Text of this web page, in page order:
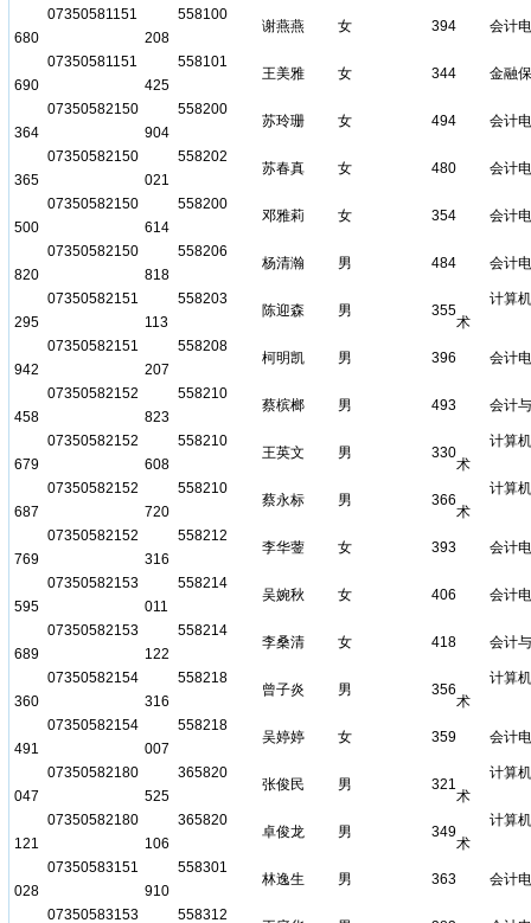
07350581151
680
558100
208
谢燕燕 女 394 会计
07350581151
690
558101
425
王美雅 女 344 金融
07350582150
364
558200
904
苏玲珊 女 494 会计
07350582150
365
558202
021
苏春真 女 480 会计
07350582150
500
558200
614
邓雅莉 女 354 会计
07350582150
820
558206
818
杨清瀚 男 484 会计
07350582151
295
558203
113
陈迎森 男 355
计算
术
07350582151
942
558208
207
柯明凯 男 396 会计
07350582152
458
558210
823
蔡槟榔 男 493 会计
07350582152
679
558210
608
王英文 男 330
计算
术
07350582152
687
558210
720
蔡永标 男 366
计算
术
07350582152
769
558212
316
李华蓥 女 393 会计
07350582153
595
558214
011
吴婉秋 女 406 会计
07350582153
689
558214
122
李桑清 女 418 会计
07350582154
360
558218
316
曾子炎 男 356
计算
术
07350582154
491
558218
007
吴婷婷 女 359 会计
07350582180
047
365820
525
张俊民 男 321
计算
术
07350582180
121
365820
106
卓俊龙 男 349
计算
术
07350583151
028
558301
910
林逸生 男 363 会计
07350583153 558312